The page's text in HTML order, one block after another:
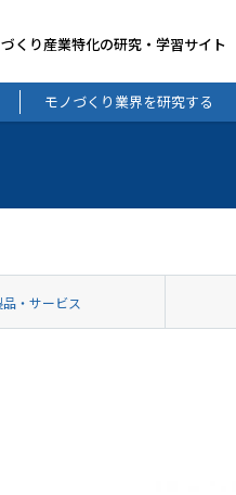
くり産業特化の研究・学習サイト
モノづくり業界を研究する
品・サービス